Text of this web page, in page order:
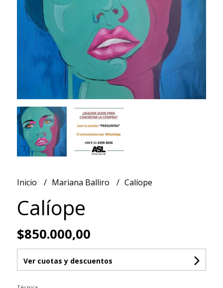
Inicio Mariana Balliro Calíope
Calíope
$850.000,00
Ver cuotas y descuentos